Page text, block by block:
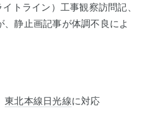
イトライン）工事観察訪問記、
静止画記事が体調不良によ
東北本線日光線に対応